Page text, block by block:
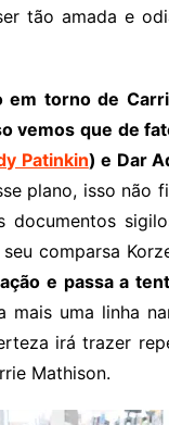
tão amada e
torno de
vemos que de
Patinkin) e Dar
plano, isso não
documentos
comparsa
e passa a
uma linha
irá trazer
Mathison.